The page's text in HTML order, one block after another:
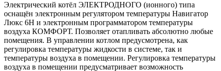
Электрический котёл ЭЛЕКТРОДНОГО (ионного) типа
оснащён электронным регулятором температуры Навигатор
Люкс 6Н и электронным программатором температуры
воздуха КОМФОРТ. Позволяет отапливать абсолютно любые
помещения. В управлении котлом предусмотрена, как
регулировка температуры жидкости в системе, так и
температуры воздуха в помещении. Регулировка температуры
воздуха в помещении предусматривает возможность